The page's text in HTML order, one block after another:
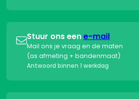
Stuur ons eene-mail
Mail ons je vraag en de maten
(as afmeting + bandenmaat)
Antwoord binnen 1 werkdag